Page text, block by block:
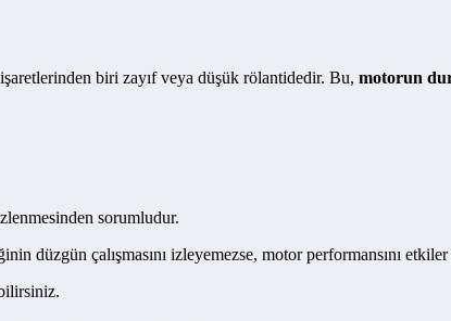
biri zayıf veya düşük rölantidedir. Bu, motorun
sorumludur.
düzgün çalışmasını izleyemezse, motor performansını